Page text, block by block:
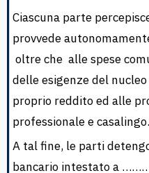
Ciascuna parte
provvede
oltre che alle spese
delle esigenze del
proprio reddito ed alle
professionale e casalingo.
A tal fine, le parti
bancario intestato a